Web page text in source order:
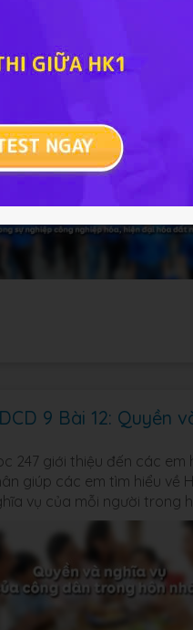
9 Bài 11: Trách
hóa đất nước
xin giới thiệu đến các
nghiệp hóa, hiện đại
công nghiệp hóa, hiện
9 Bài 12: Quyền
247 giới thiệu đến các
giúp các em tìm hiểu về
vụ của mỗi người trong